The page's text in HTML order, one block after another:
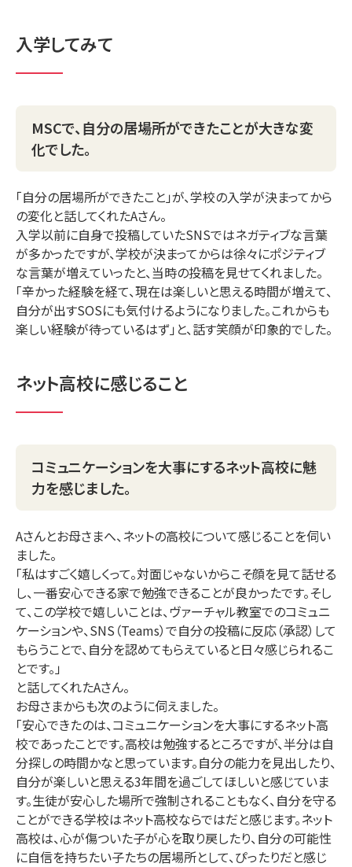
入学してみて
MSCで、自分の居場所ができたことが大きな変
化でした。
「自分の居場所ができたこと」が、学校の入学が決まってから
の変化と話してくれたAさん。
入学以前に自身で投稿していたSNSではネガティブな言葉
が多かったですが、学校が決まってからは徐々にポジティブ
な言葉が増えていったと、当時の投稿を見せてくれました。
「辛かった経験を経て、現在は楽しいと思える時間が増えて、
自分が出すSOSにも気付けるようになりました。これからも
楽しい経験が待っているはず」と、話す笑顔が印象的でした。
ネット高校に感じること
コミュニケーションを大事にするネット高校に魅
力を感じました。
Aさんとお母さまへ、ネットの高校について感じることを伺い
ました。
「私はすごく嬉しくって。対面じゃないからこそ顔を見て話せる
し、一番安心できる家で勉強できることが良かったです。そし
て、この学校で嬉しいことは、ヴァーチャル教室でのコミュニ
ケーションや、SNS（Teams）で自分の投稿に反応（承認）して
もらうことで、自分を認めてもらえていると日々感じられるこ
とです。」
と話してくれたAさん。
お母さまからも次のように伺えました。
「安心できたのは、コミュニケーションを大事にするネット高
校であったことです。高校は勉強するところですが、半分は自
分探しの時間かなと思っています。自分の能力を見出したり、
自分が楽しいと思える3年間を過ごしてほしいと感じていま
す。生徒が安心した場所で強制されることもなく、自分を守る
ことができる学校はネット高校ならではだと感じます。ネット
高校は、心が傷ついた子が心を取り戻したり、自分の可能性
に自信を持ちたい子たちの居場所として、ぴったりだと感じ